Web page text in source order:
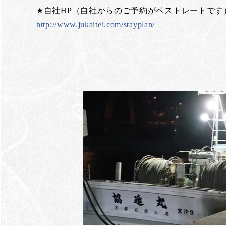
★自社HP（自社からのご予約がベストレートです
http://www.jukaitei.com/stayplan/